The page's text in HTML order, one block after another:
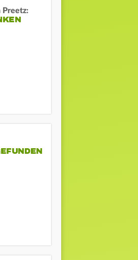
Preetz: